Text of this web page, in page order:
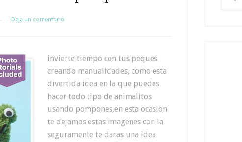
Deja un comentario
invierte tiempo con tus peques
creando manualidades, como esta
divertida idea en la que puedes
hacer todo tipo de animalitos
usando pompones,en esta ocasion
te dejamos estas imagenes con la
seguramente te daras una idea